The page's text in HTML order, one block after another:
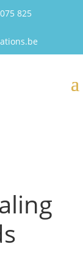
825